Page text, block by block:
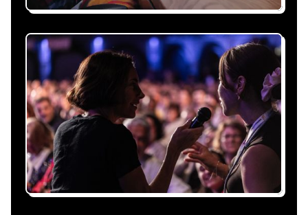
Recevez une proposition
sous 24h
Expliquez-nous vos besoins, on vous répond
sous 24h avec une proposition
personnalisée, claire et adaptée à votre
événement et à vos contraintes.